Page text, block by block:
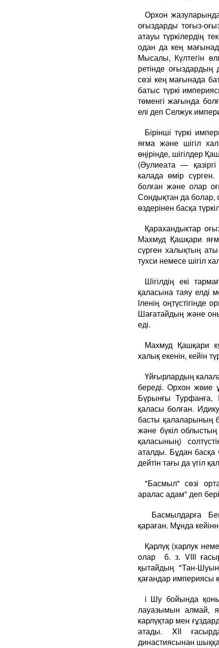
Орхон
оғыздарды тоғыз-
атауы түркілердің
одан да кең
Мысалы, Күлтегін
ретінде
сөзі кең мағынада
батыс түркі
төменгі жағында
елі деп Селжук
Бірінші түркі
яғма және шігіл
өңірінде, шігілдер
(Әулиеата —
калада өмір
болған және олар
Сондықтан да болар,
өздерінен басқа
Қарахандыктар
Махмуд Қашқари
сүрген халықтың
тухси немесе шігіл
Шігілдің екі
қаласына таяу елді
Іленің
Шағатайдың және
еді.
Махмуд Қашқари
халық екенін, кейін
Үйғырлардың
береді. Орхон жөие
Бүрынғы Турфанға,
қаласы болған.
басты қалаларының
және бүкіл
қаласының)
аталды. Бұдан
дейтін тағы да үгіл
"Басмыл" сөзі
аралас адам" деп
Басмылдарға
қараған. Мұнда
Қарлүқ (харлук
олар б. з. VIII
қытайдың "Тан-
қағандар империясы
і Шу бойында
лауазымын алмай,
карлүқтар мен
атады. XII
династиясынан